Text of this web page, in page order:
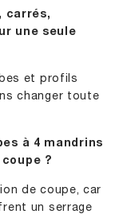
carrés,
une seule
et profils
changer toute
à 4 mandrins
?
de coupe, car
un serrage